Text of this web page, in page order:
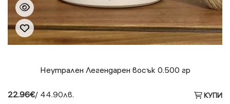
Неутрален Легендарен восък 0.500 гр
22.96€/ 44.90лв. КУПИ